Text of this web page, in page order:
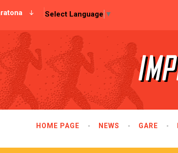
Select Language ▼
HOME PAGE NEWS GARE